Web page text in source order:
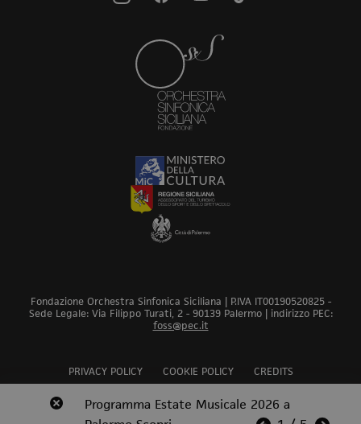
Revoca bando audizioni 2026Scopri
Programma Estate Musicale 2026 a
Scopri
Scopri
Scopri
Fondazione Orchestra Sinfonica Siciliana | P.IVA IT00190520825 -
Sede Legale: Via Filippo Turati, 2 - 90139 Palermo | indirizzo PEC:
foss@pec.it
PRIVACY POLICY COOKIE POLICY CREDITS